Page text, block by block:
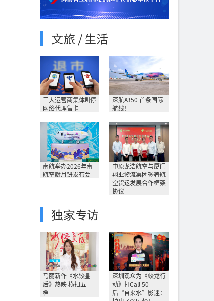
文旅 / 生活
三大运营商集体叫停
网络代理售卡
深航A350 首条国际
航线！
南航举办2026年南
航空厨月饼发布会
中原龙浩航空与厦门
翔业物流集团签署航
空货运发展合作框架
协议
独家专访
马丽新作《水饺皇
后》热映 横扫五一
档
深圳观众为《蛟龙行
动》打Call 50
后“自来水”影迷：